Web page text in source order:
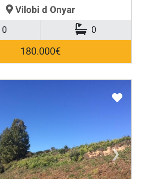
Vilobi d Onyar
0 0
180.000€
❯